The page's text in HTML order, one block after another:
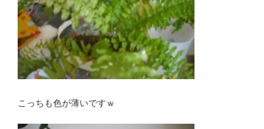
こっちも色が薄いですｗ